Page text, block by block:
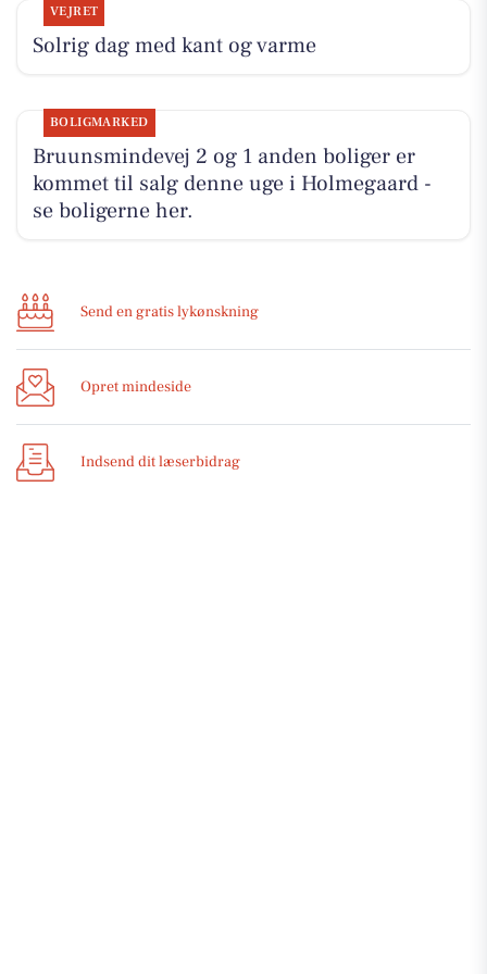
VEJRET
Solrig dag med kant og varme
BOLIGMARKED
Bruunsmindevej 2 og 1 anden boliger er
kommet til salg denne uge i Holmegaard -
se boligerne her.
Send en gratis lykønskning
Opret mindeside
Indsend dit læserbidrag